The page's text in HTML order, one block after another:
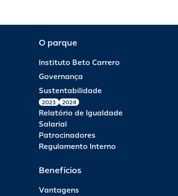
O parque
Instituto Beto Carrero
Governança
Sustentabilidade
2023 2024
Relatório de Igualdade
Salarial
Patrocinadores
Regulamento Interno
Benefícios
Vantagens